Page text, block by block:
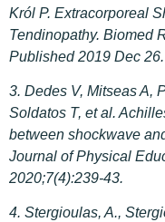
Król P. Extracorporeal
Tendinopathy. Biomed
Published 2019 Dec
3. Dedes V, Mitseas A,
Soldatos T, et al.
between shockwave
Journal of Physical
2020;7(4):239-43.
4. Stergioulas, A.,